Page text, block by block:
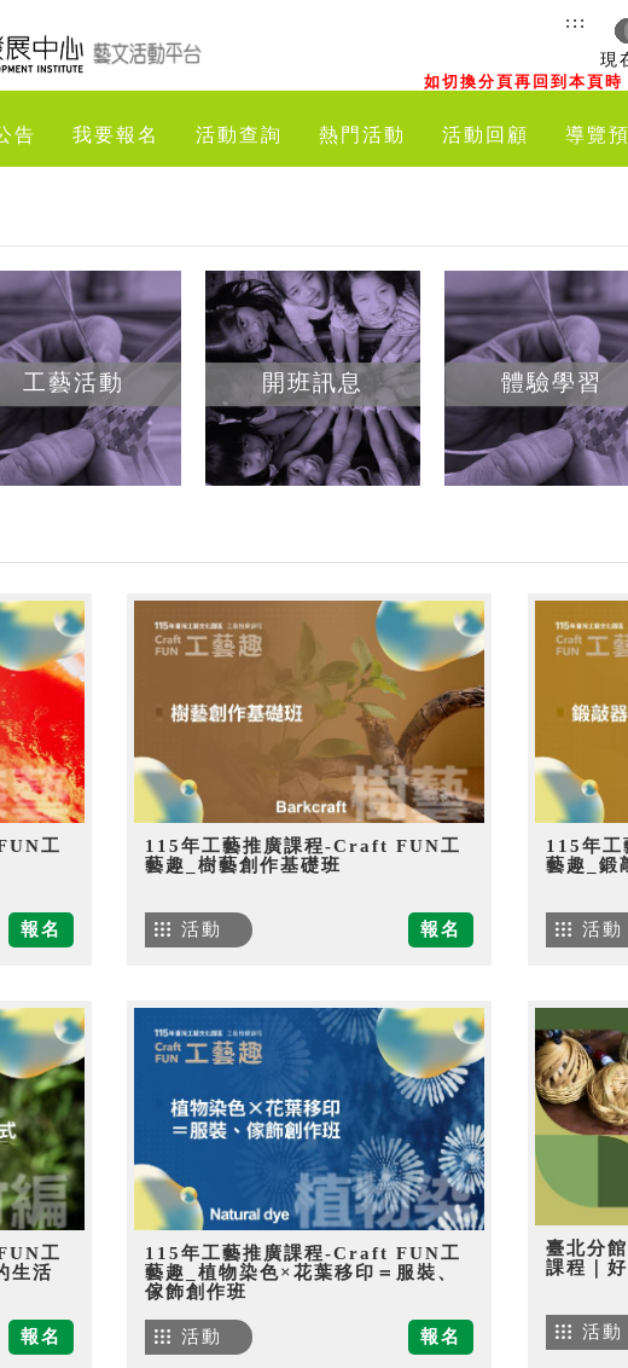
現
如切換分頁再回到本頁
:::
告 我要報名 活動查詢 熱門活動 活動回顧 導覽
工藝活動 開班訊息 體驗學習
工
報名
115年工藝推廣課程-Craft FUN工
藝趣_樹藝創作基礎班
報名
活動
115年
藝趣_鍛
活動
工
生活
報名
115年工藝推廣課程-Craft FUN工
藝趣_植物染色×花葉移印＝服裝、
傢飾創作班
報名
活動
臺北分
課程｜
活動